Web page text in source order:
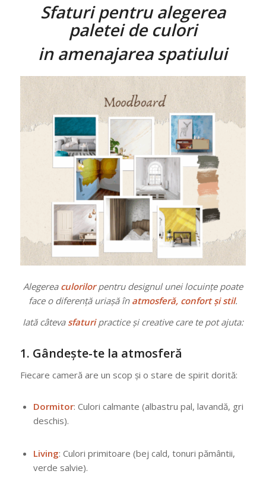
Sfaturi pentru alegerea
paletei de culori
in amenajarea spatiului
Alegerea culorilorpentru designul unei locuințe poate
face o diferență uriașă în atmosferă, confort și stil.
Iată câteva sfaturipractice și creative care te pot ajuta:
1. Gândește-te la atmosferă
Fiecare cameră are un scop și o stare de spirit dorită:
Dormitor: Culori calmante (albastru pal, lavandă, gri
deschis).
Living: Culori primitoare (bej cald, tonuri pământii,
verde salvie).